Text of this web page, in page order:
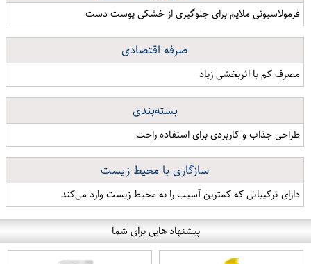
فرمولاسیونی ملایم برای جلوگیری از خشکی پوست دست
صرفه اقتصادی
مصرف کم با اثربخشی زیاد
بسته‌بندی
طراحی جذاب و کاربردی برای استفاده راحت
سازگاری با محیط زیست
دارای ترکیباتی که کمترین آسیب را به محیط زیست وارد می‌کند
پیشنهاد هایی برای شما